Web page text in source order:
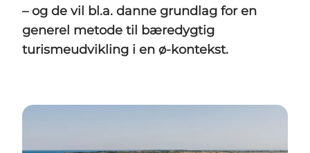
– og de vil bl.a. danne grundlag for en
generel metode til bæredygtig
turismeudvikling i en ø-kontekst.